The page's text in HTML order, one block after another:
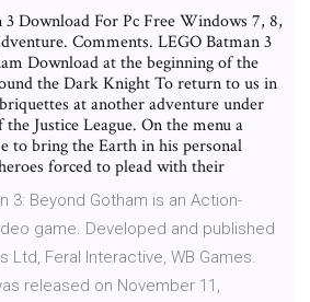
3 Download For Pc Free Windows 7, 8,
Comments. LEGO Batman 3
Download at the beginning of the
the Dark Knight To return to us in
at another adventure under
Justice League. On the menu a
to bring the Earth in his personal
forced to plead with their
3: Beyond Gotham is an Action-
game. Developed and published
Ltd, Feral Interactive, WB Games.
released on November 11,